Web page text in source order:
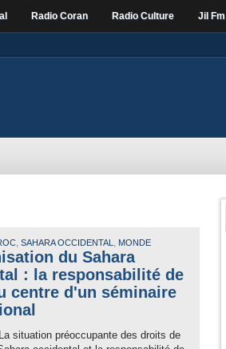
Radio Coran Radio Culture Jil Fm
, SAHARA OCCIDENTAL , MONDE
du Sahara
: la responsabilité de
centre d'un séminaire
La situation préoccupante des droits de